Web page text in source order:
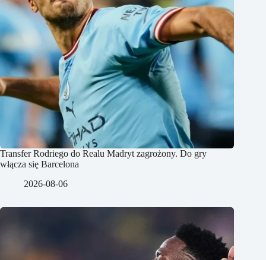
Transfer Rodriego do Realu Madryt zagrożony. Do gry
włącza się Barcelona
2026-08-06